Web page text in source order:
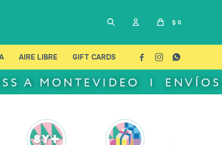
AIRE LIBRE GIFT CARDS
$ 0
  